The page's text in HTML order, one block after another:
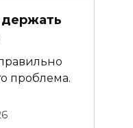
держать
проблема.